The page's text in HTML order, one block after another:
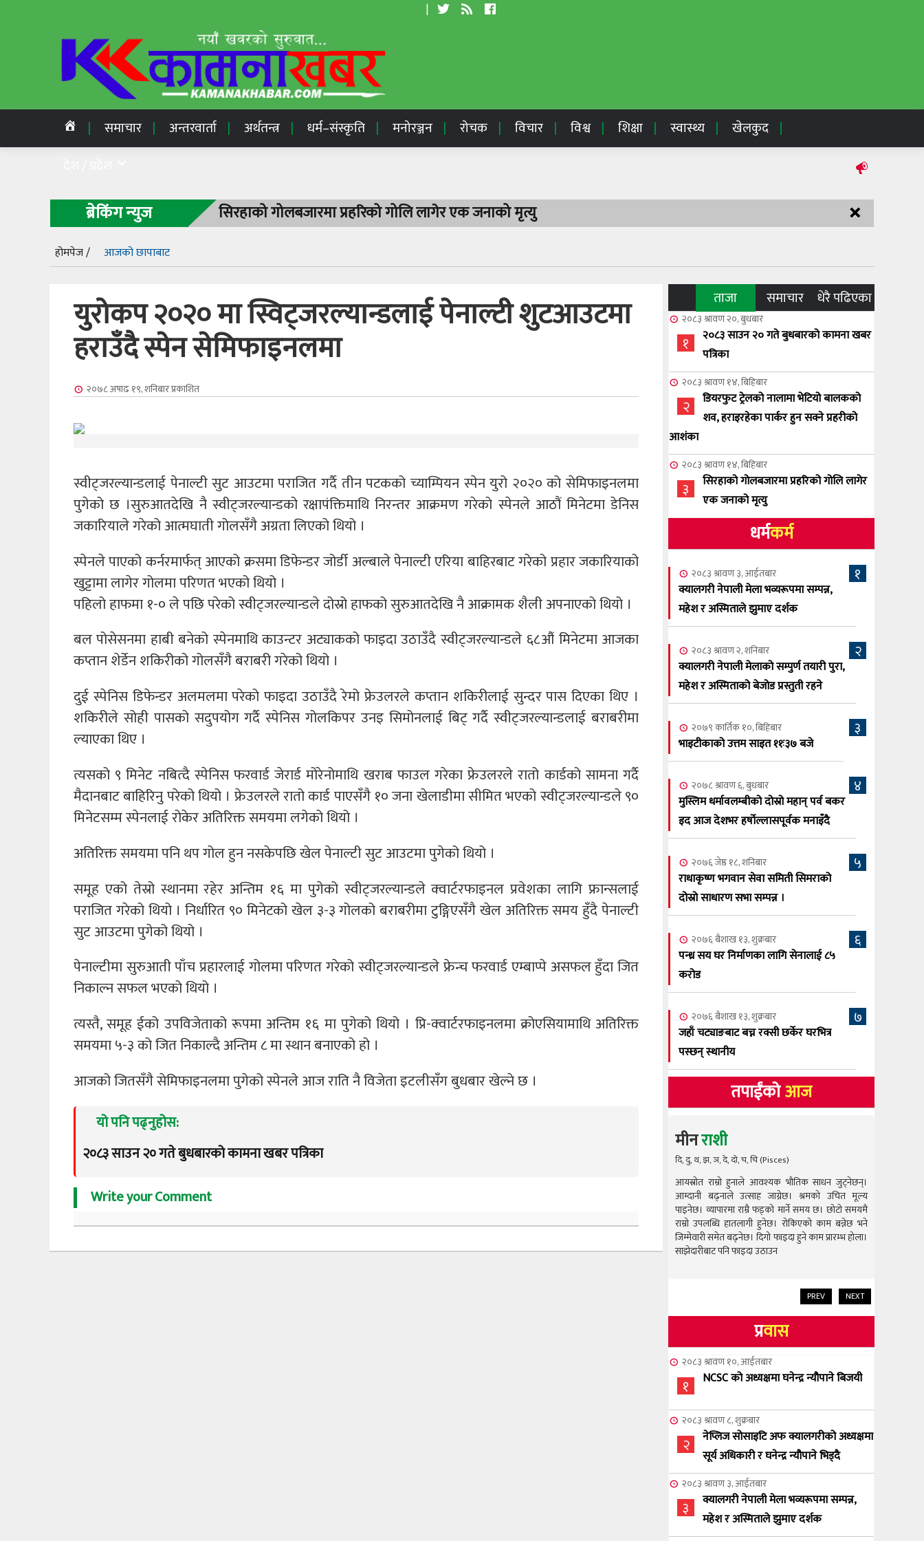
|
समाचार अन्तरवार्ता अर्थतन्त्र धर्म–संस्कृति मनोरञ्जन रोचक विचार विश्व शिक्षा स्वास्थ्य
खेलकुद
ब्रेकिंग न्युज सिरहाको गोलबजारमा प्रहरिको गोलि लागेर एक जनाको मृत्यु ×
होमपेज / आजको छापाबाट
युरोकप २०२० मा स्विट्जरल्यान्डलाई पेनाल्टी शुटआउटमा
हराउँदै स्पेन सेमिफाइनलमा
२०७८ अषाढ १९, शनिबारप्रकाशित
स्वीट्जरल्यान्डलाई पेनाल्टी सुट आउटमा पराजित गर्दै तीन पटकको च्याम्पियन स्पेन युरो २०२० को सेमिफाइनलमा
पुगेको छ ।सुरुआतदेखि नै स्वीट्जरल्यान्डको रक्षापंक्तिमाथि निरन्तर आक्रमण गरेको स्पेनले आठौं मिनेटमा डेनिस
जकारियाले गरेको आत्मघाती गोलसँगै अग्रता लिएको थियो ।
स्पेनले पाएको कर्नरमार्फत् आएको क्रसमा डिफेन्डर जोर्डी अल्बाले पेनाल्टी एरिया बाहिरबाट गरेको प्रहार जकारियाको
खुट्टामा लागेर गोलमा परिणत भएको थियो ।
पहिलो हाफमा १-० ले पछि परेको स्वीट्जरल्यान्डले दोस्रो हाफको सुरुआतदेखि नै आक्रामक शैली अपनाएको थियो ।
बल पोसेसनमा हाबी बनेको स्पेनमाथि काउन्टर अट्याकको फाइदा उठाउँदै स्वीट्जरल्यान्डले ६८औं मिनेटमा आजका
कप्तान शेर्डेन शकिरीको गोलसँगै बराबरी गरेको थियो ।
दुई स्पेनिस डिफेन्डर अलमलमा परेको फाइदा उठाउँदै रेमो फ्रेउलरले कप्तान शकिरीलाई सुन्दर पास दिएका थिए ।
शकिरीले सोही पासको सदुपयोग गर्दै स्पेनिस गोलकिपर उनइ सिमोनलाई बिट् गर्दै स्वीट्जरल्यान्डलाई बराबरीमा
ल्याएका थिए ।
त्यसको ९ मिनेट नबित्दै स्पेनिस फरवार्ड जेरार्ड मोरेनोमाथि खराब फाउल गरेका फ्रेउलरले रातो कार्डको सामना गर्दै
मैदानबाट बाहिरिनु परेको थियो । फ्रेउलरले रातो कार्ड पाएसँगै १० जना खेलाडीमा सीमित भएको स्वीट्जरल्यान्डले ९०
मिनेटसम्म स्पेनलाई रोकेर अतिरिक्त समयमा लगेको थियो ।
अतिरिक्त समयमा पनि थप गोल हुन नसकेपछि खेल पेनाल्टी सुट आउटमा पुगेको थियो ।
समूह एको तेस्रो स्थानमा रहेर अन्तिम १६ मा पुगेको स्वीट्जरल्यान्डले क्‍वार्टरफाइनल प्रवेशका लागि फ्रान्सलाई
पराजित गरेको थियो । निर्धारित ९० मिनेटको खेल ३-३ गोलको बराबरीमा टुङ्गिएसँगै खेल अतिरिक्त समय हुँदै पेनाल्टी
सुट आउटमा पुगेको थियो ।
पेनाल्टीमा सुरुआती पाँच प्रहारलाई गोलमा परिणत गरेको स्वीट्जरल्यान्डले फ्रेन्च फरवार्ड एम्बाप्पे असफल हुँदा जित
निकाल्न सफल भएको थियो ।
त्यस्तै, समूह ईको उपविजेताको रूपमा अन्तिम १६ मा पुगेको थियो । प्रि-क्‍वार्टरफाइनलमा क्रोएसियामाथि अतिरिक्त
समयमा ५-३ को जित निकाल्दै अन्तिम ८ मा स्थान बनाएको हो ।
आजको जितसँगै सेमिफाइनलमा पुगेको स्पेनले आज राति नै विजेता इटलीसँग बुधबार खेल्ने छ ।
यो पनि पढ्नुहोस:
२०८३ साउन २० गते बुधबारको कामना खबर पत्रिका
Write your Comment
ताजा समाचार धेरै पढिएका
२०८३ श्रावण २०, बुधबार
१
२०८३ साउन २० गते बुधबारको कामना खबर
पत्रिका
२०८३ श्रावण १४, बिहिबार
२
डियरफुट ट्रेलको नालामा भेटियो बालकको
शव, हराइरहेका पार्कर हुन सक्ने प्रहरीको
आशंका
२०८३ श्रावण १४, बिहिबार
३
सिरहाको गोलबजारमा प्रहरिको गोलि लागेर
एक जनाको मृत्यु
२०८३ श्रावण १०, आईतबार
४ NCSC को अध्यक्षमा घनेन्द्र न्यौपाने बिजयी
२०८३ श्रावण ८, शुक्रबार
५
नेप्लिज सोसाइटि अफ क्यालगरीको अध्यक्षमा
सूर्य अधिकारी र घनेन्द्र न्यौपाने भिड्दै
२०८३ श्रावण ६, बुधबार
६
२०८३ काउन ६ गते बुधबारको कामना खबर
पत्रिका
७
क्यालगरी नेपाली मेला भव्यरूपमा सम्पन्न,
महेश र अस्मिताले झुमाए दर्शक
८
क्यालगरी नेपाली मेलाको सम्पुर्ण तयारी पुरा,
महेश र अस्मिताको बेजोड प्रस्तुती रहने
धर्मकर्म
२०८३ श्रावण ३, आईतबार
क्यालगरी नेपाली मेला भव्यरूपमा सम्पन्न,
महेश र अस्मिताले झुमाए दर्शक
१
२०८३ श्रावण २, शनिबार
क्यालगरी नेपाली मेलाको सम्पुर्ण तयारी पुरा,
महेश र अस्मिताको बेजोड प्रस्तुती रहने
२
२०७९ कार्तिक १०, बिहिबार
भाइटीकाको उत्तम साइत ११ः३७ बजे
३
२०७८ श्रावण ६, बुधबार
मुस्लिम धर्मावलम्बीको दोस्रो महान् पर्व बकर
इद आज देशभर हर्षोल्लासपूर्वक मनाइँदै
४
२०७६ जेष्ठ १८, शनिबार
राधाकृष्ण भगवान सेवा समिती सिमराको
दोस्रो साधारण सभा सम्पन्न ।
५
२०७६ बैशाख १३, शुक्रबार
पन्ध्र सय घर निर्माणका लागि सेनालाई ८५
करोड
६
२०७६ बैशाख १३, शुक्रबार
जहाँ चट्याङबाट बच्न रक्सी छर्केर घरभित्र
पस्छन् स्थानीय
७
तपाईंकोआज
मीनराशी
दि, दु, थ, झ, ञ, दे, दो, च, चि (Pisces)
आयस्रोत राम्रो हुनाले आवश्यक भौतिक साधन जुट्नेछन्।
आम्दानी बढ्नाले उत्साह जाग्नेछ। श्रमको उचित मूल्य
पाइनेछ। व्यापारमा राम्रै फड्को मार्ने समय छ। छोटो समयमै
राम्रो उपलब्धि हातलागी हुनेछ। रोकिएको काम बन्नेछ भने
जिम्मेवारी समेत बढ्नेछ। दिगो फाइदा हुने काम प्रारम्भ होला।
साझेदारीबाट पनि फाइदा उठाउन
PREV NEXT
प्रवास
२०८३ श्रावण १०, आईतबार
१ NCSC को अध्यक्षमा घनेन्द्र न्यौपाने बिजयी
२०८३ श्रावण ८, शुक्रबार
२
नेप्लिज सोसाइटि अफ क्यालगरीको अध्यक्षमा
सूर्य अधिकारी र घनेन्द्र न्यौपाने भिड्दै
२०८३ श्रावण ३, आईतबार
३
क्यालगरी नेपाली मेला भव्यरूपमा सम्पन्न,
महेश र अस्मिताले झुमाए दर्शक